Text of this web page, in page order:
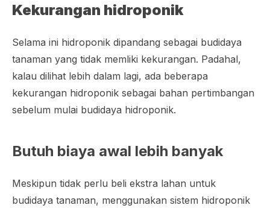
Kekurangan hidroponik
Selama ini hidroponik dipandang sebagai budidaya
tanaman yang tidak memliki kekurangan. Padahal,
kalau dilihat lebih dalam lagi, ada beberapa
kekurangan hidroponik sebagai bahan pertimbangan
sebelum mulai budidaya hidroponik.
Butuh biaya awal lebih banyak
Meskipun tidak perlu beli ekstra lahan untuk
budidaya tanaman, menggunakan sistem hidroponik